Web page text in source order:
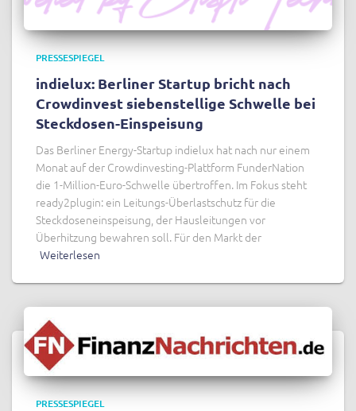
PRESSESPIEGEL
indielux: Berliner Startup bricht nach
Crowdinvest siebenstellige Schwelle bei
Steckdosen-Einspeisung
Das Berliner Energy-Startup indielux hat nach nur einem
Monat auf der Crowdinvesting-Plattform FunderNation
die 1-Million-Euro-Schwelle übertroffen. Im Fokus steht
ready2plugin: ein Leitungs-Überlastschutz für die
Steckdoseneinspeisung, der Hausleitungen vor
Überhitzung bewahren soll. Für den Markt der
Weiterlesen
PRESSESPIEGEL